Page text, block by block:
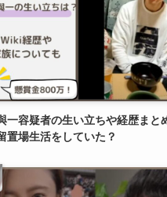
一容疑者の生い立ちや経歴まと
置場生活をしていた？